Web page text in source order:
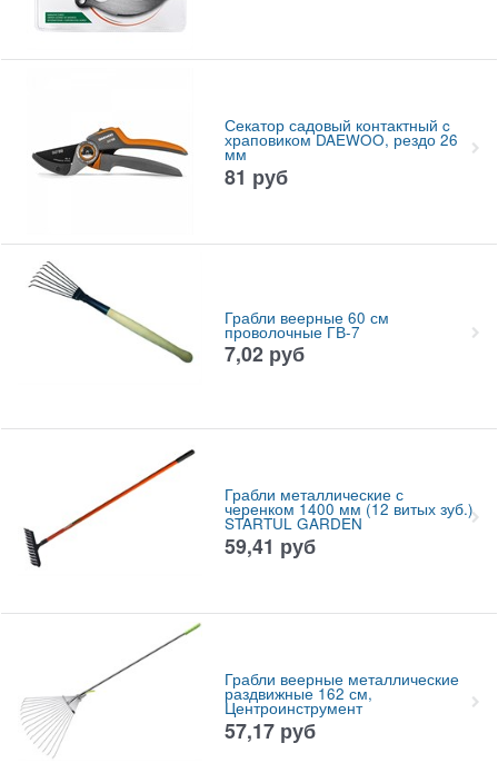
Секатор садовый контактный c
храповиком DAEWOO, рездо 26
мм
81 руб
Грабли веерные 60 см
проволочные ГВ-7
7,02 руб
Грабли металлические с
черенком 1400 мм (12 витых зуб.)
STARTUL GARDEN
59,41 руб
Грабли веерные металлические
раздвижные 162 см,
Центроинструмент
57,17 руб